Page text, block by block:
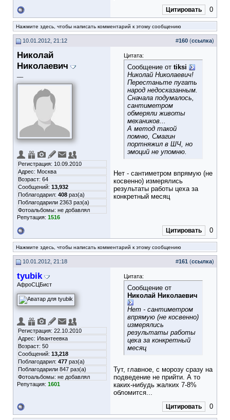
Цитировать 0
Нажмите здесь, чтобы написать комментарий к этому сообщению
10.01.2012, 21:12 #160 (ссылка)
Николай
Николаевич
Регистрация: 10.09.2010
Адрес: Москва
Возраст: 64
Сообщений: 13,932
Поблагодарил: 408 раз(а)
Поблагодарили 2363 раз(а)
Фотоальбомы: не добавлял
Репутация: 1516
Цитата:
Сообщение от tiksi
Николай Николаевич!
Перестаньте пугать
народ недосказанным.
Сначала подумалось,
сантиметром
обмеряли животы
механиков...
А метод такой
помню, Смагин
портняжил в ШЧ, но
эмоций не упомню.
Нет - сантиметром впрямую (не
косвенно) измерялись
результаты работы цеха за
конкретный месяц
Цитировать 0
Нажмите здесь, чтобы написать комментарий к этому сообщению
10.01.2012, 21:18 #161 (ссылка)
tyubik
АфроСЦБист
Регистрация: 22.10.2010
Адрес: Ивантеевка
Возраст: 50
Сообщений: 13,218
Поблагодарил: 477 раз(а)
Поблагодарили 847 раз(а)
Фотоальбомы: не добавлял
Репутация: 1601
Цитата:
Сообщение от
Николай Николаевич
Нет - сантиметром
впрямую (не косвенно)
измерялись
результаты работы
цеха за конкретный
месяц
Тут, главное, с морозу сразу на
подведение не прийти. А то
каких-нибудь жалких 7-8%
обломится...
Цитировать 0